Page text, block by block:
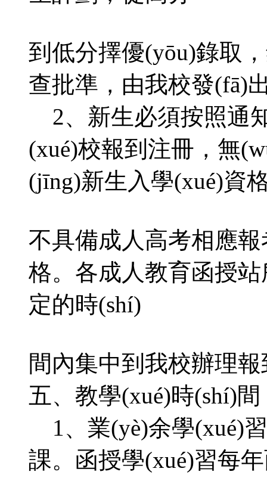
到低分擇優(yōu)錄取
查批準，由我校發(fā)
2、新生必須按照通
(xué)校報到注冊，無
(jīng)新生入學(xué)資
不具備成人高考相應報
格。各成人教育函授站
定的時(shí)
間內集中到我校辦理報
五、教學(xué)時(shí)
1、業(yè)余學
課。函授學(xué)習